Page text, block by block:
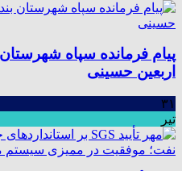
پیام فرمانده سپاه
اربعین حسینی
۳۱
تیر